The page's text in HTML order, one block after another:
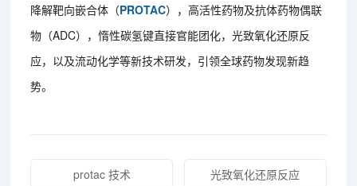
降解靶向嵌合体（PROTAC），高活性药物及抗体药物偶联
物（ADC），惰性碳氢键直接官能团化，光致氧化还原反
应，以及流动化学等新技术研发，引领全球药物发现新趋
势。
protac 技术 光致氧化还原反应